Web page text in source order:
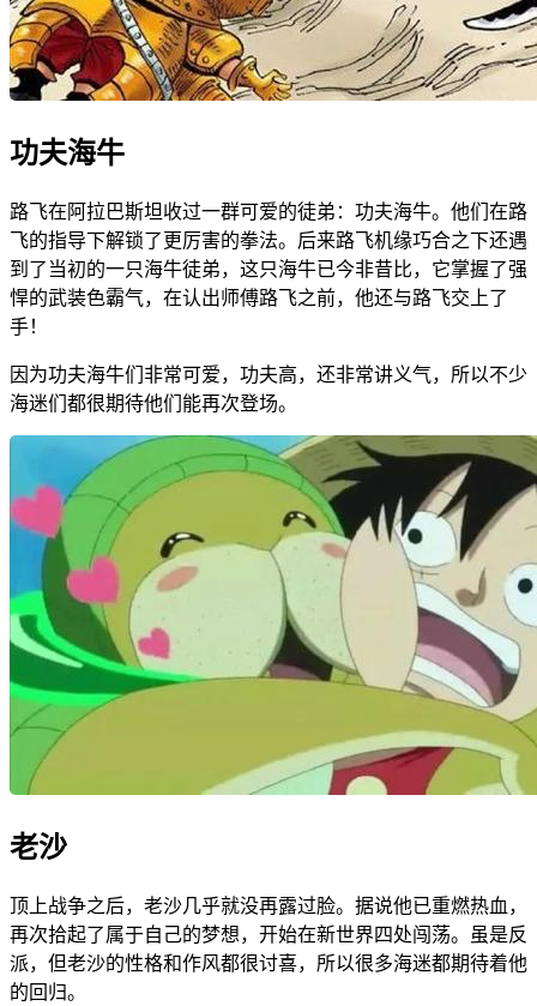
功夫海牛
路飞在阿拉巴斯坦收过一群可爱的徒弟：功夫海牛。他们在路
飞的指导下解锁了更厉害的拳法。后来路飞机缘巧合之下还遇
到了当初的一只海牛徒弟，这只海牛已今非昔比，它掌握了强
悍的武装色霸气，在认出师傅路飞之前，他还与路飞交上了
手！
因为功夫海牛们非常可爱，功夫高，还非常讲义气，所以不少
海迷们都很期待他们能再次登场。
老沙
顶上战争之后，老沙几乎就没再露过脸。据说他已重燃热血，
再次拾起了属于自己的梦想，开始在新世界四处闯荡。虽是反
派，但老沙的性格和作风都很讨喜，所以很多海迷都期待着他
的回归。